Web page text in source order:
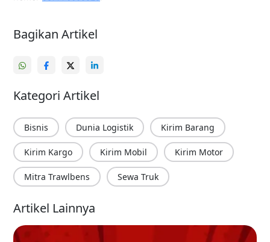
Bagikan Artikel
Kategori Artikel
Bisnis Dunia Logistik Kirim Barang
Kirim Kargo Kirim Mobil Kirim Motor
Mitra Trawlbens Sewa Truk
Artikel Lainnya